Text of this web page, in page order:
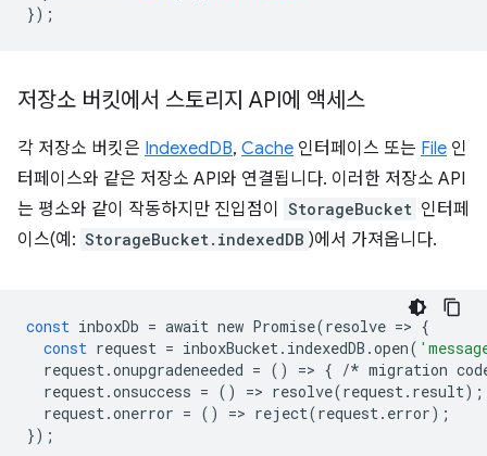
});
저장소 버킷에서 스토리지 API에 액세스
각 저장소 버킷은 IndexedDB, Cache 인터페이스 또는 File 인
터페이스와 같은 저장소 API와 연결됩니다. 이러한 저장소 API
는 평소와 같이 작동하지만 진입점이
StorageBucket 인터페
이스(예: StorageBucket.indexedDB )에서 가져옵니다.
const inboxDb = await new Promise(resolve => {
const request = inboxBucket. indexedDB .open(
request.onupgradeneeded = () => { /* migration
request.onsuccess = () => resolve(request. result);
request.onerror = () => reject(request. error);
});